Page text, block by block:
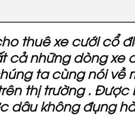
thuê xe cưới cổ
cả những dòng
ta cùng nói về
thị trường .
dâu không đụng